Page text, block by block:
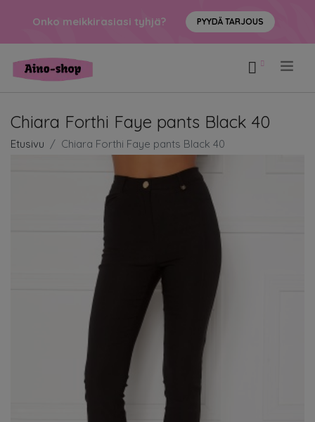
Onko meikkirasiasi tyhjä? PYYDÄ TARJOUS
Chiara Forthi Faye pants Black 40
Etusivu Chiara Forthi Faye pants Black 40